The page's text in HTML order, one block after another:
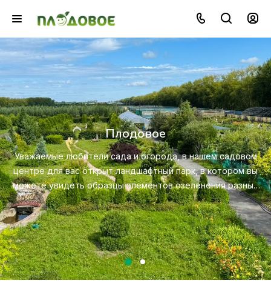
вы
разных
Озеленение
Создайте красивую и экологичную среду с
профессионального ландшафтного дизайна,
ухода за растениями.
Посмотреть услугу